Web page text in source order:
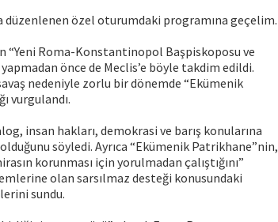
özel oturumdaki programına geçelim.
“Yeni Roma-Konstantinopol Başpiskoposu ve
önce de Meclis’e böyle takdim edildi.
nedeniyle zorlu bir dönemde “Ekümenik
vurgulandı.
insan hakları, demokrasi ve barış konularına
söyledi. Ayrıca “Ekümenik Patrikhane”nin,
korunması için yorulmadan çalıştığını”
olan sarsılmaz desteği konusundaki
sundu.